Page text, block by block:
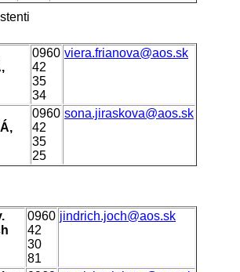
0960
42
35
34
viera.frianova@aos.sk
0960
42
35
25
sona.jiraskova@aos.sk
0960
42
30
81
jindrich.joch@aos.sk